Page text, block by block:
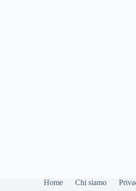
Home Chi siamo